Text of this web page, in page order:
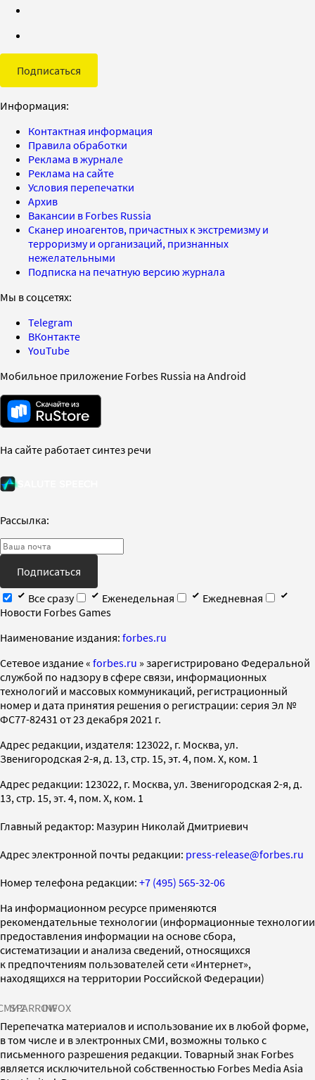
Подписаться
Информация:
Контактная информация
Правила обработки
Реклама в журнале
Реклама на сайте
Условия перепечатки
Архив
Вакансии в Forbes Russia
Сканер иноагентов, причастных к экстремизму и
терроризму и организаций, признанных
нежелательными
Подписка на печатную версию журнала
Мы в соцсетях:
Telegram
ВКонтакте
YouTube
Мобильное приложение Forbes Russia на Android
На сайте работает синтез речи
Рассылка:
Подписаться
Все сразу
Еженедельная
Ежедневная
Новости Forbes Games
Наименование издания: forbes.ru
Cетевое издание « forbes.ru » зарегистрировано Федеральной
службой по надзору в сфере связи, информационных
технологий и массовых коммуникаций, регистрационный
номер и дата принятия решения о регистрации: серия Эл №
ФС77-82431 от 23 декабря 2021 г.
Адрес редакции, издателя: 123022, г. Москва, ул.
Звенигородская 2-я, д. 13, стр. 15, эт. 4, пом. X, ком. 1
Адрес редакции: 123022, г. Москва, ул. Звенигородская 2-я, д.
13, стр. 15, эт. 4, пом. X, ком. 1
Главный редактор: Мазурин Николай Дмитриевич
Адрес электронной почты редакции: press-release@forbes.ru
Номер телефона редакции: +7 (495) 565-32-06
На информационном ресурсе применяются
рекомендательные технологии (информационные технологии
предоставления информации на основе сбора,
систематизации и анализа сведений, относящихся
к предпочтениям пользователей сети «Интернет»,
находящихся на территории Российской Федерации)
SPARROWINFOX
Перепечатка материалов и использование их в любой форме,
в том числе и в электронных СМИ, возможны только с
письменного разрешения редакции. Товарный знак Forbes
является исключительной собственностью Forbes Media Asia